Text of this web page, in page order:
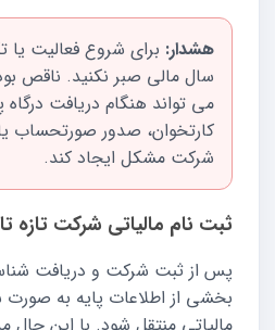
هشدار: برای شروع فعالیت یا
سال مالی صبر نکنید. ناقص
می تواند هنگام دریافت
کارتخوان، صدور صورتحساب یا
شرکت مشکل ایجاد کند.
ثبت نام مالیاتی شرکت تازه
پس از ثبت شرکت و دریافت
بخشی از اطلاعات پایه به